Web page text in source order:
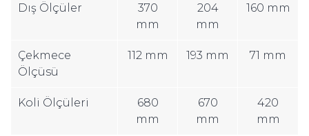
Dış Ölçüler
370
mm
204
mm
160 mm
Çekmece
Ölçüsü
112 mm 193 mm 71 mm
Koli Ölçüleri
680
mm
670
mm
420
mm